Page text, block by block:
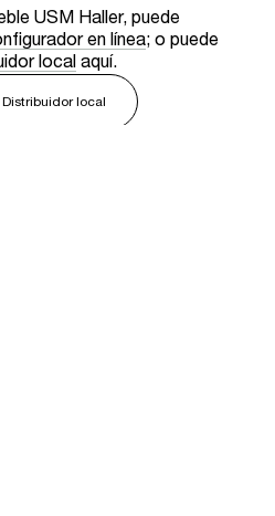
USM Haller, puede
en línea; o puede
local aquí.
Distribuidor local